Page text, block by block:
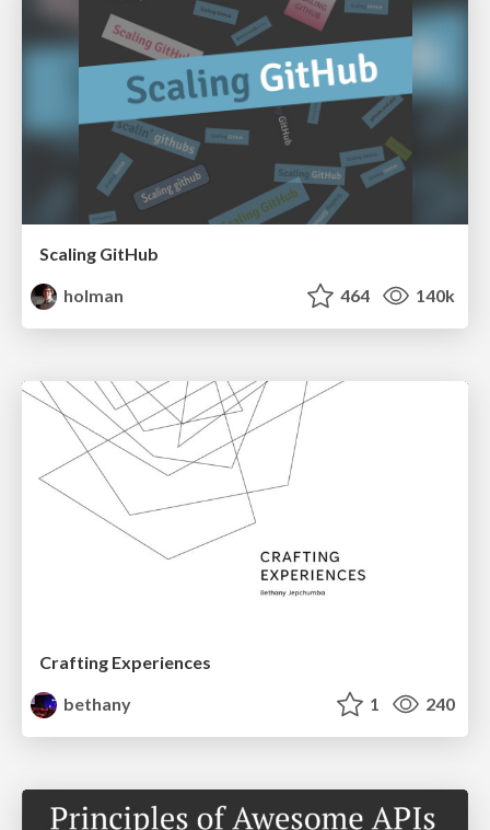
Scaling GitHub
holman
464 140k
Crafting Experiences
bethany
1 240